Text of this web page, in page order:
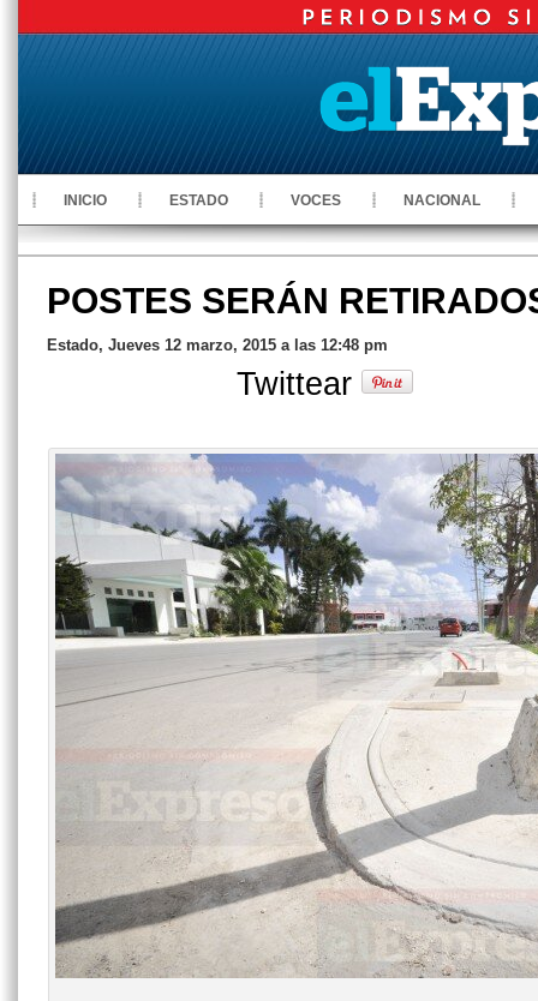
INICIO ESTADO VOCES NACIONAL
POSTES SERÁN
Estado, Jueves 12 marzo, 2015 a las 12:48 pm
Twittear